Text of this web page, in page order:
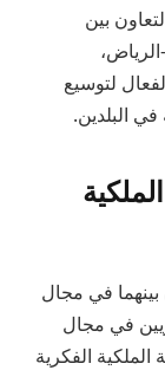
بين
لتوسيع
في البلدين.
بينهما في مجال
في مجال
الفكرية